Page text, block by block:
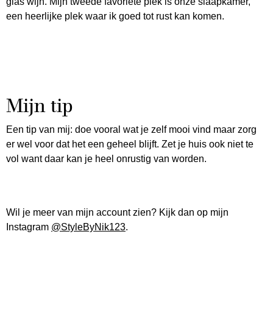
een heerlijke plek waar ik goed tot rust kan komen.
Mijn tip
Een tip van mij: doe vooral wat je zelf mooi vind maar zorg
er wel voor dat het een geheel blijft. Zet je huis ook niet te
vol want daar kan je heel onrustig van worden.
Wil je meer van mijn account zien? Kijk dan op mijn
Instagram @StyleByNik123.